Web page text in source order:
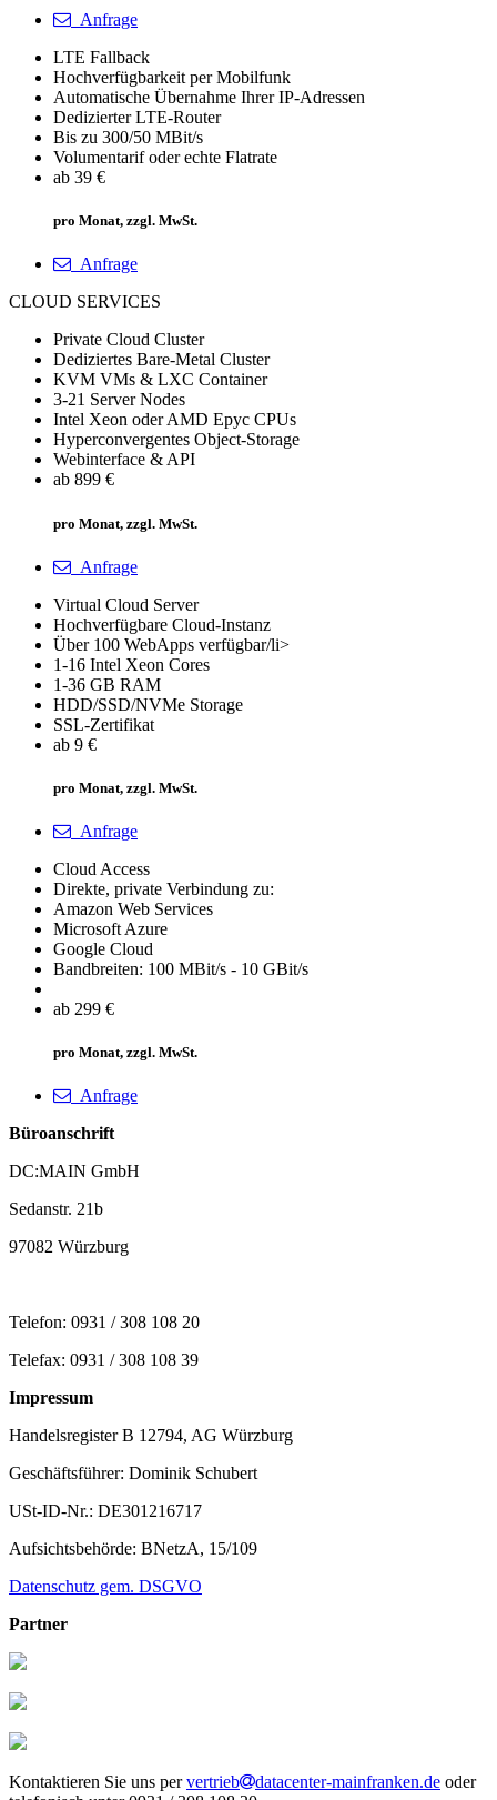
Anfrage
LTE Fallback
Hochverfügbarkeit per Mobilfunk
Automatische Übernahme Ihrer IP-Adressen
Dedizierter LTE-Router
Bis zu 300/50 MBit/s
Volumentarif oder echte Flatrate
ab 39 €
pro Monat, zzgl. MwSt.
Anfrage
CLOUD SERVICES
Private Cloud Cluster
Dediziertes Bare-Metal Cluster
KVM VMs & LXC Container
3-21 Server Nodes
Intel Xeon oder AMD Epyc CPUs
Hyperconvergentes Object-Storage
Webinterface & API
ab 899 €
pro Monat, zzgl. MwSt.
Anfrage
Virtual Cloud Server
Hochverfügbare Cloud-Instanz
Über 100 WebApps verfügbar/li>
1-16 Intel Xeon Cores
1-36 GB RAM
HDD/SSD/NVMe Storage
SSL-Zertifikat
ab 9 €
pro Monat, zzgl. MwSt.
Anfrage
Cloud Access
Direkte, private Verbindung zu:
Amazon Web Services
Microsoft Azure
Google Cloud
Bandbreiten: 100 MBit/s - 10 GBit/s
ab 299 €
pro Monat, zzgl. MwSt.
Anfrage
Büroanschrift
DC:MAIN GmbH
Sedanstr. 21b
97082 Würzburg
Telefon: 0931 / 308 108 20
Telefax: 0931 / 308 108 39
Impressum
Handelsregister B 12794, AG Würzburg
Geschäftsführer: Dominik Schubert
USt-ID-Nr.: DE301216717
Aufsichtsbehörde: BNetzA, 15/109
Datenschutz gem. DSGVO
Partner
Kontaktieren Sie uns pervertrieb datacenter-mainfranken.de oder